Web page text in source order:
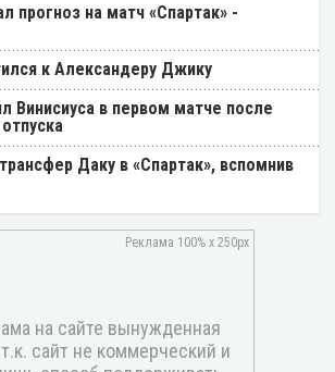
прогноз на матч «Спартак» -
к Александеру Джику
Винисиуса в первом матче после
Даку в «Спартак», вспомнив